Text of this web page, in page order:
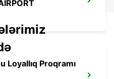
Loyallıq Proqramı